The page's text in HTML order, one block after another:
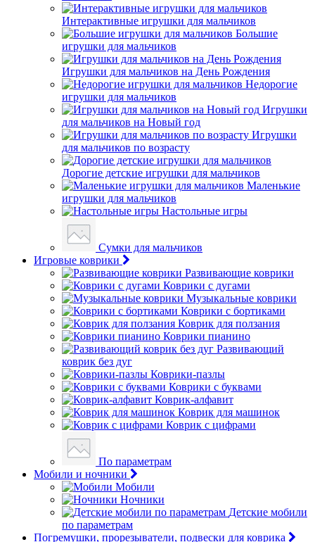
Интерактивные игрушки для мальчиков
Большие
игрушки для мальчиков
Игрушки для мальчиков на День Рождения
Недорогие
игрушки для мальчиков
Игрушки
для мальчиков на Новый год
Игрушки
для мальчиков по возрасту
Дорогие детские игрушки для мальчиков
Маленькие
игрушки для мальчиков
Настольные игры
Сумки для мальчиков
Игровые коврики
Развивающие коврики
Коврики с дугами
Музыкальные коврики
Коврики с бортиками
Коврик для ползания
Коврики пианино
Развивающий
коврик без дуг
Коврики-пазлы
Коврики с буквами
Коврик-алфавит
Коврик для машинок
Коврик с цифрами
По параметрам
Мобили и ночники
Мобили
Ночники
Детские мобили
по параметрам
Погремушки, прорезыватели, подвески для коврика